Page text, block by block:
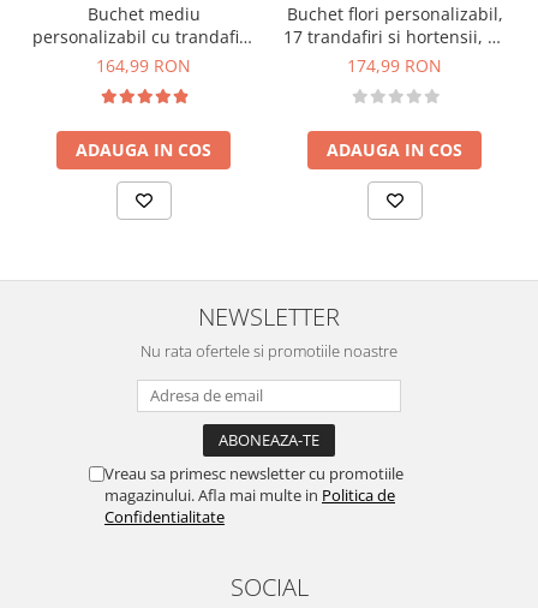
Buchet mediu
personalizabil cu trandafiri,
mini bujori si floarea
164,99 RON
ADAUGA IN COS
Buchet flori personalizabil,
17 trandafiri si hortensii, by
Eventissimi, Alb / Albastru
174,99 RON
ADAUGA IN COS
NEWSLETTER
Nu rata ofertele si promotiile noastre
Vreau sa primesc newsletter cu promotiile
magazinului. Afla mai multe in Politica de
Confidentialitate
SOCIAL